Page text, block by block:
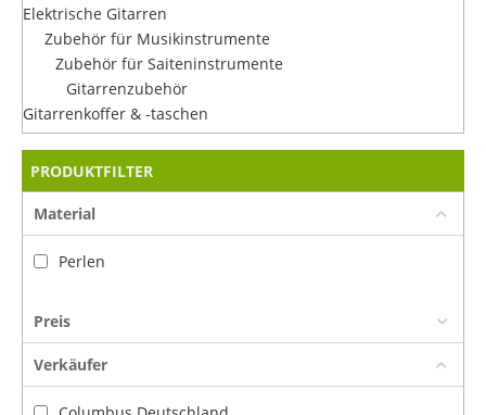
Elektrische Gitarren
Zubehör für Musikinstrumente
Zubehör für Saiteninstrumente
Gitarrenzubehör
Gitarrenkoffer & -taschen
PRODUKTFILTER
Material
Perlen
Preis
Verkäufer